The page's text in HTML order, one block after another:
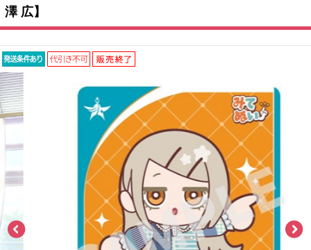
ゲーム
EVENT
ASOBI TICKET ASOBI STAGE
プレミアム会員とは
アイドルマスター SideM
アイドルマスター シャイニーカラーズ
学園アイドルマスター
プロジェクトアイマス ヴイアライヴ
テイルズ オブ シリーズ
電音部
太鼓の達人
澤 広】